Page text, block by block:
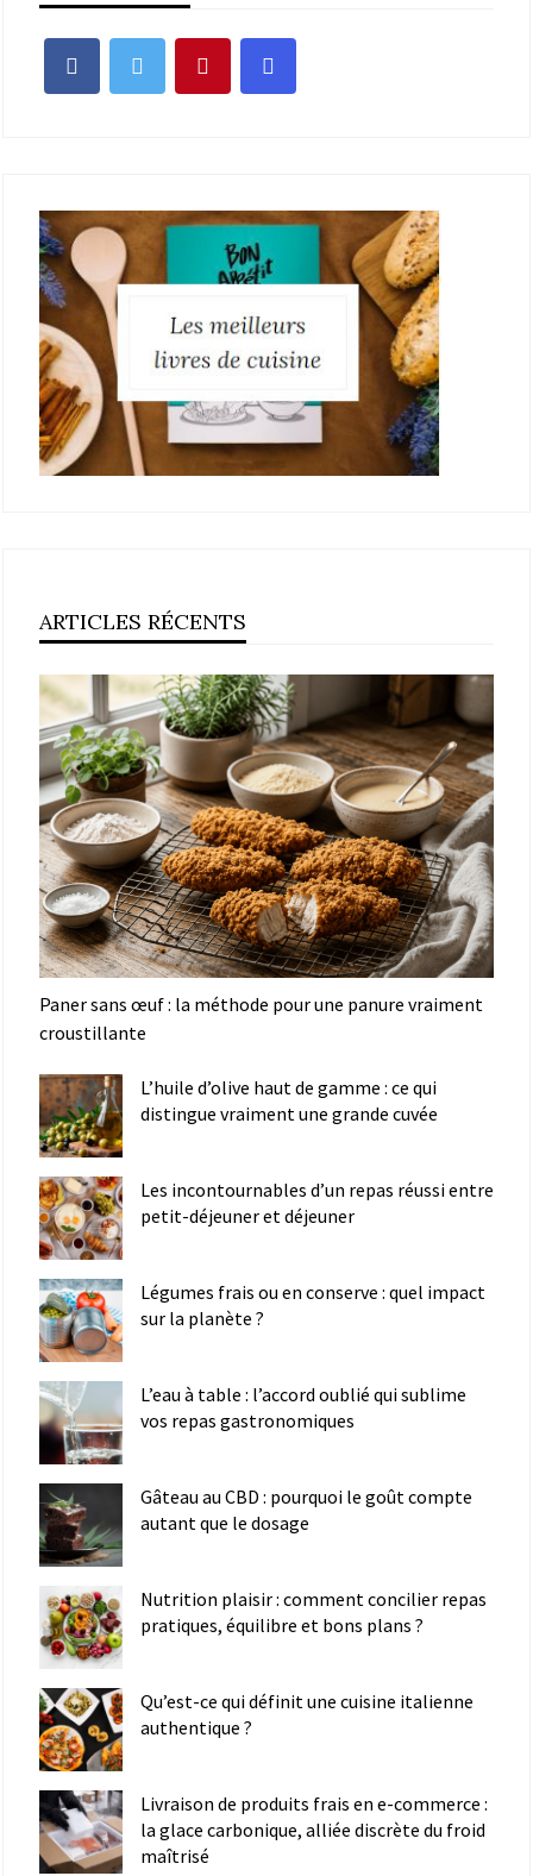
ARTICLES RÉCENTS
Paner sans œuf : la méthode pour une panure vraiment
croustillante
L’huile d’olive haut de gamme : ce qui
distingue vraiment une grande cuvée
Les incontournables d’un repas réussi entre
petit-déjeuner et déjeuner
Légumes frais ou en conserve : quel impact
sur la planète ?
L’eau à table : l’accord oublié qui sublime
vos repas gastronomiques
Gâteau au CBD : pourquoi le goût compte
autant que le dosage
Nutrition plaisir : comment concilier repas
pratiques, équilibre et bons plans ?
Qu’est-ce qui définit une cuisine italienne
authentique ?
Livraison de produits frais en e-commerce :
la glace carbonique, alliée discrète du froid
maîtrisé